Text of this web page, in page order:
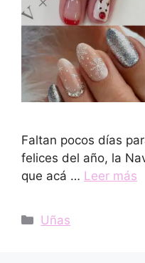
Faltan pocos días
felices del año, la
que acá … Leer más
Categorías
Uñas